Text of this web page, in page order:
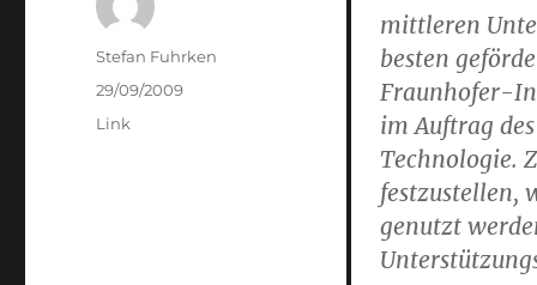
mittleren
besten
Fraunhofer-
im Auftrag
Technologie.
festzustellen,
genutzt
Author
Stefan Fuhrken
Posted
on
29/09/2009
Categories
Link